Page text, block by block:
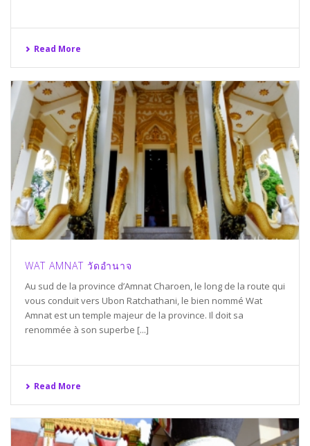
Read More
WAT AMNAT วัดอำนาจ
Au sud de la province d’Amnat Charoen, le long de la route qui
vous conduit vers Ubon Ratchathani, le bien nommé Wat
Amnat est un temple majeur de la province. Il doit sa
renommée à son superbe [...]
Read More